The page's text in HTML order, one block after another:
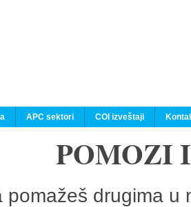
APC sektori COI izveštaji
POMOZI
pomažeš drugima